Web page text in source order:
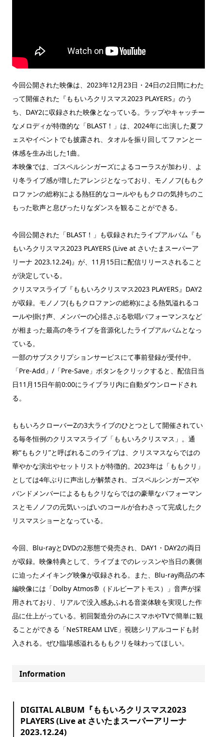
今回公開された映像は、2023年12月23日・24日の2日間にわた
って開催された『ももいろクリスマス2023 PLAYERS』のう
ち、DAY2に収録された映像となっている。ラップやキャッチー
なメロディが特徴的な「BLAST！」は、2024年に出演した夏フ
ェスやイベントでも披露され、タオルを振り回してファンと一
体感を生み出した1曲。
本映像では、ゴスペルシンガーズによるコーラスが加わり、よ
り冬ライブ感が増したアレンジとなっており、モノノフ(ももク
ロファンの総称)による熱狂的なコールやももクロの気持ちのこ
もった歌声と息ぴったりなダンスを観ることができる。
今回公開された「BLAST！」も収録されたライブアルバム『も
もいろクリスマス2023 PLAYERS (Live at さいたまスーパーア
リーナ 2023.12.24)』が、11月15日に配信リリースされること
が決定している。
クリスマスライブ『ももいろクリスマス2023 PLAYERS』DAY2
が収録。モノノフ(ももクロファンの総称)による熱気溢れるコ
ールや掛け声、メンバーの心揺さぶる歌唱パフォーマンスなど
が相まった最高の冬ライブを音源化したライブアルバムとなっ
ている。
一部のサブスクリプションサービスにて事前登録が受付中。
「Pre-Add」/「Pre-Save」ボタンをクリックすると、配信日当
日11月15日午前0:00にライブラリ内に自動ダウンロードされ
る。
ももいろクローバーZの3大ライブのひとつとして開催されてい
る毎冬恒例のクリスマスライブ「ももいろクリスマス」。通
称“ももクリ”と呼ばれるこのライブは、クリスマスならではの
華やかな演出やセットリストが特徴的。2023年は「ももクリ」
としては4年ぶりに声出しが解禁され、ゴスペルシンガーズや
バンドメンバーによるももクリならではの豪華なパフォーマン
スとモノノフの元気いっぱいのコールが合わさって完成したク
リスマスショーとなっている。
今回、Blu-rayとDVDの2形態で発売され、DAY1・DAY2の両日
が収録。映像特典として、ライブまでのレッスンや当日の裏側
に迫ったメイキング映像が収録される。また、Blu-ray商品の本
編映像には「Dolby Atmos®（ドルビーアトモス）」音声が採
用されており、リアルで没入感あふれる音楽体験を実現した作
品に仕上がっている。初回製造分のみにスマホやTVで簡単に観
ることができる「NeSTREAM LIVE」視聴シリアルコードも封
入される。ぜひ臨場感溢れるももクリを味わってほしい。
Information
DIGITAL ALBUM『ももいろクリスマス2023
PLAYERS (Live at さいたまスーパーアリーナ
2023.12.24)